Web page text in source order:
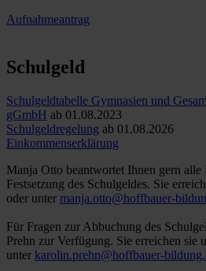
Aufnahmeantrag
Schulgeld
Schulgeldtabelle Gymnasien und
gGmbH ab 01.08.2023
Schulgeldregelung ab 01.08.2026
Einkommenserklärung
Manja Otto beantwortet Ihnen gern alle
Festsetzung des Schulgeldes. Sie
oder unter manja.otto@hoffbauer-
Für Fragen zur Abbuchung des
Prehn zur Verfügung. Sie erreichen sie
unter karolin.prehn@hoffbauer-